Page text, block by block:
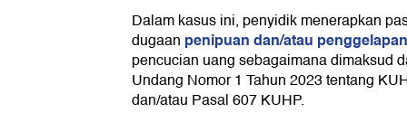
Dalam kasus ini, penyidik menerapkan
dugaan penipuan dan/atau penggelapan
pencucian uang sebagaimana dimaksud
Undang Nomor 1 Tahun 2023 tentang
dan/atau Pasal 607 KUHP.